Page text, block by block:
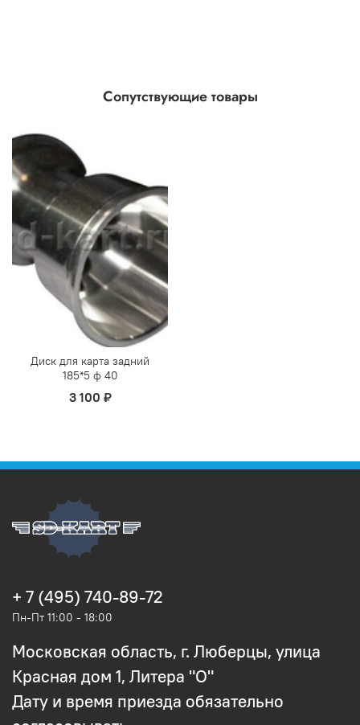
Сопутствующие товары
Диск для карта задний
185*5 ф 40
3 100 ₽
+ 7 (495) 740-89-72
Пн-Пт 11:00 - 18:00
Московская область, г. Люберцы, улица
Красная дом 1, Литера "О"
Дату и время приезда обязательно